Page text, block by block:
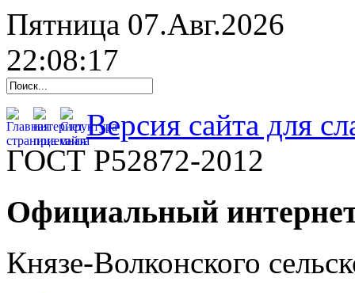
Пятница 07.Авг.2026
22:08:18
Версия сайта для
ГОСТ Р52872-2012
Официальный
Князе-Волконского